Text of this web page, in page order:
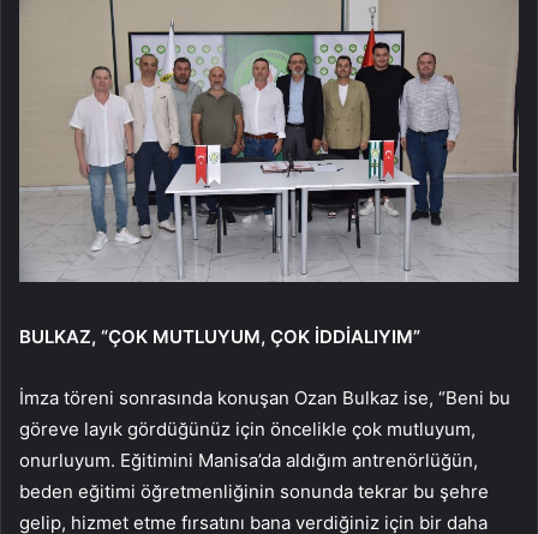
BULKAZ, “ÇOK MUTLUYUM, ÇOK İDDİALIYIM”
İmza töreni sonrasında konuşan Ozan Bulkaz ise, “Beni bu
göreve layık gördüğünüz için öncelikle çok mutluyum,
onurluyum. Eğitimini Manisa’da aldığım antrenörlüğün,
beden eğitimi öğretmenliğinin sonunda tekrar bu şehre
gelip, hizmet etme fırsatını bana verdiğiniz için bir daha